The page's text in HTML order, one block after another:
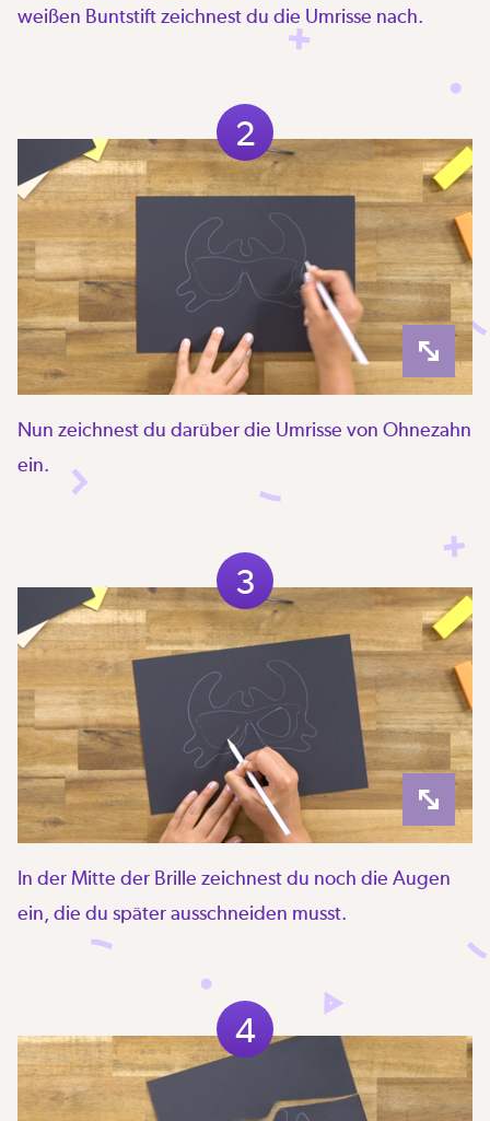
weißen Buntstift zeichnest du die Umrisse nach.
2
Nun zeichnest du darüber die Umrisse von Ohnezahn
ein.
3
In der Mitte der Brille zeichnest du noch die Augen
ein, die du später ausschneiden musst.
4